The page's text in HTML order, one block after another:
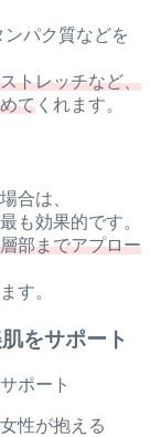
パク質などを
トレッチなど、
て くれます。
合は、
も効果的です。
部までアプロー
す。
をサポート
性が抱える